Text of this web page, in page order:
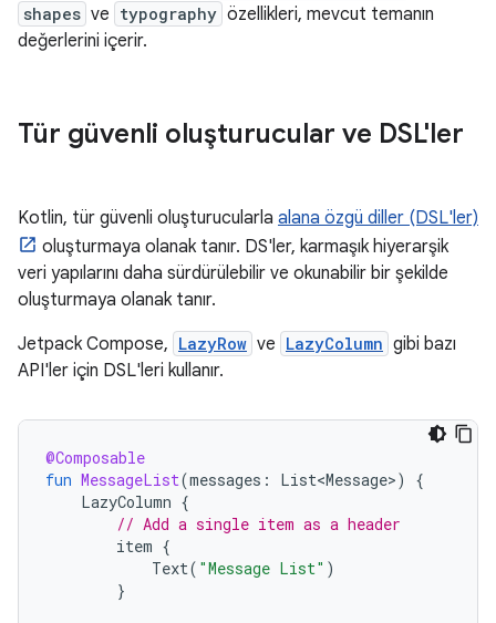
shapes ve typography özellikleri, mevcut temanın
değerlerini içerir.
Tür güvenli oluşturucular ve DSL'ler
Kotlin, tür güvenli oluşturucularla alana özgü diller (DSL'ler)
oluşturmaya olanak tanır. DS'ler, karmaşık hiyerarşik
veri yapılarını daha sürdürülebilir ve okunabilir bir şekilde
oluşturmaya olanak tanır.
Jetpack Compose, LazyRow ve LazyColumn gibi bazı
API'ler için DSL'leri kullanır.
@Composable
fun MessageList(messages : List<Message>)
{
LazyColumn {
// Add a single item as a header
item {
Text( "Message List" )
}